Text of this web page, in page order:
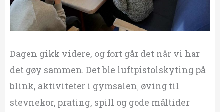
Dagen gikk videre, og fort går det når vi har
det gøy sammen. Det ble luftpistolskyting på
blink, aktiviteter i gymsalen, øving til
stevnekor, prating, spill og gode måltider